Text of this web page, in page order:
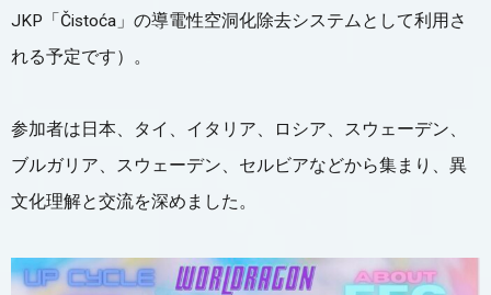
JKP「Čistoća」の導電性空洞化除去システムとして利用さ
れる予定です）。
参加者は日本、タイ、イタリア、ロシア、スウェーデン、
ブルガリア、スウェーデン、セルビアなどから集まり、異
文化理解と交流を深めました。